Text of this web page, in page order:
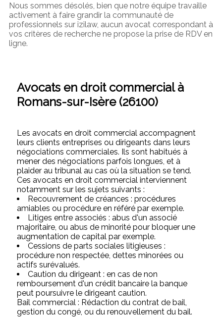
Nous sommes désolés, bien que notre équipe travaille
activement à faire grandir la communauté de
professionnels sur izilaw, aucun avocat correspondant à
vos critères de recherche ne propose la prise de RDV en
ligne.
Avocats en droit commercial à
Romans-sur-Isère (26100)
Les avocats en droit commercial accompagnent
leurs clients entreprises ou dirigeants dans leurs
négociations commerciales. Ils sont habitués à
mener des négociations parfois longues, et à
plaider au tribunal au cas où la situation se tend.
Ces avocats en droit commercial interviennent
notamment sur les sujets suivants :
Recouvrement de créances : procédures
amiables ou procédure en référé par exemple.
Litiges entre associés : abus d'un associé
majoritaire, ou abus de minorité pour bloquer une
augmentation de capital par exemple.
Cessions de parts sociales litigieuses :
procédure non respectée, dettes minorées ou
actifs surévalués.
Caution du dirigeant : en cas de non
remboursement d'un crédit bancaire la banque
peut poursuivre le dirigeant caution.
Bail commercial : Rédaction du contrat de bail,
gestion du congé, ou du renouvellement du bail.